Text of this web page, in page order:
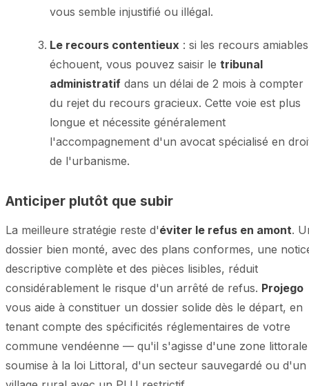
vous semble injustifié ou illégal.
Le recours contentieux : si les recours amiables
échouent, vous pouvez saisir le tribunal
administratif dans un délai de 2 mois à compter
du rejet du recours gracieux. Cette voie est plus
longue et nécessite généralement
l'accompagnement d'un avocat spécialisé en
de l'urbanisme.
Anticiper plutôt que subir
La meilleure stratégie reste d'éviter le refus en amont.
dossier bien monté, avec des plans conformes, une
descriptive complète et des pièces lisibles, réduit
considérablement le risque d'un arrêté de refus. Projego
vous aide à constituer un dossier solide dès le départ, en
tenant compte des spécificités réglementaires de votre
commune vendéenne — qu'il s'agisse d'une zone littorale
soumise à la loi Littoral, d'un secteur sauvegardé ou d'un